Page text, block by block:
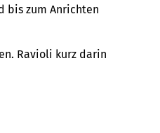
bis zum Anrichten
Ravioli kurz darin